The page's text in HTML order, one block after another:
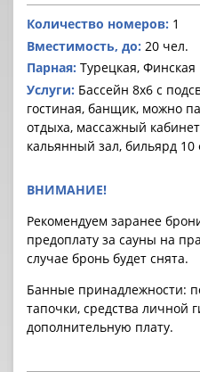
Количество номеров: 1
Вместимость, до: 20 чел.
Парная: Турецкая, Финская
Услуги: Бассейн 8х6 с
гостиная, банщик, можно
отдыха, массажный
кальянный зал, бильярд 10
ВНИМАНИЕ!
Рекомендуем заранее
предоплату за cауны на
случае бронь будет снята.
Банные принадлежности:
тапочки, средства личной
дополнительную плату.